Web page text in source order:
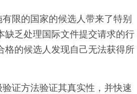
限的国家的候选人带来了特别
缺乏处理国际文件提交请求的行
的候选人发现自己无法获得所
证方法验证其真实性，并快速